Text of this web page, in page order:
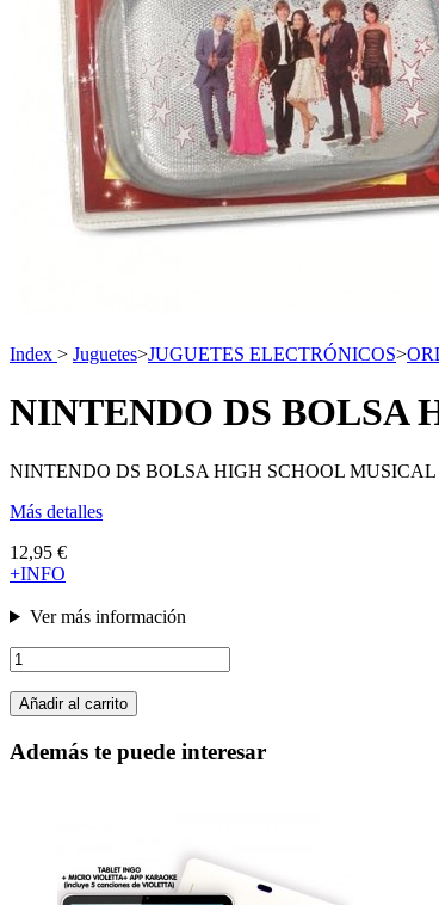
Index > Juguetes>JUGUETES ELECTRÓNICOS>
NINTENDO DS BOLSA
NINTENDO DS BOLSA HIGH SCHOOL MUSICAL
Más detalles
12,95 €
+INFO
Ver más información
Añadir al carrito
Además te puede interesar